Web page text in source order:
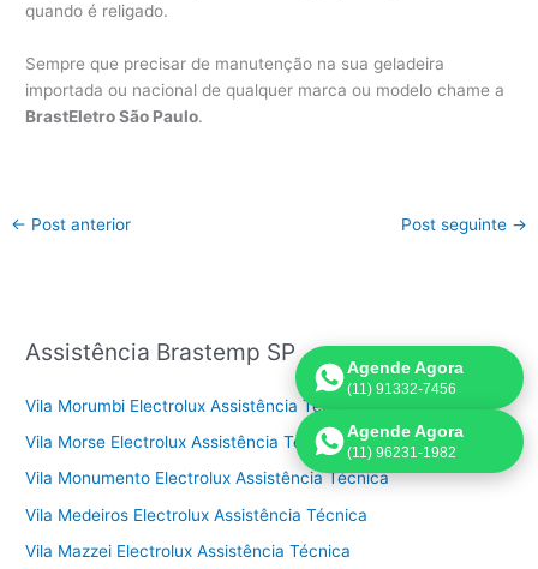
quando é religado.
Sempre que precisar de manutenção na sua geladeira
importada ou nacional de qualquer marca ou modelo chame a
BrastEletro São Paulo.
← Post anterior Post seguinte →
Assistência Brastemp SP
Vila Morumbi Electrolux Assistência Técnica
Vila Morse Electrolux Assistência Técnica
Vila Monumento Electrolux Assistência Técnica
Vila Medeiros Electrolux Assistência Técnica
Vila Mazzei Electrolux Assistência Técnica
Agende Agora
(11) 91332-7456
Agende Agora
(11) 96231-1982